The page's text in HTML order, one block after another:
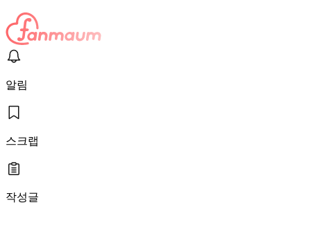
알림
스크랩
작성글